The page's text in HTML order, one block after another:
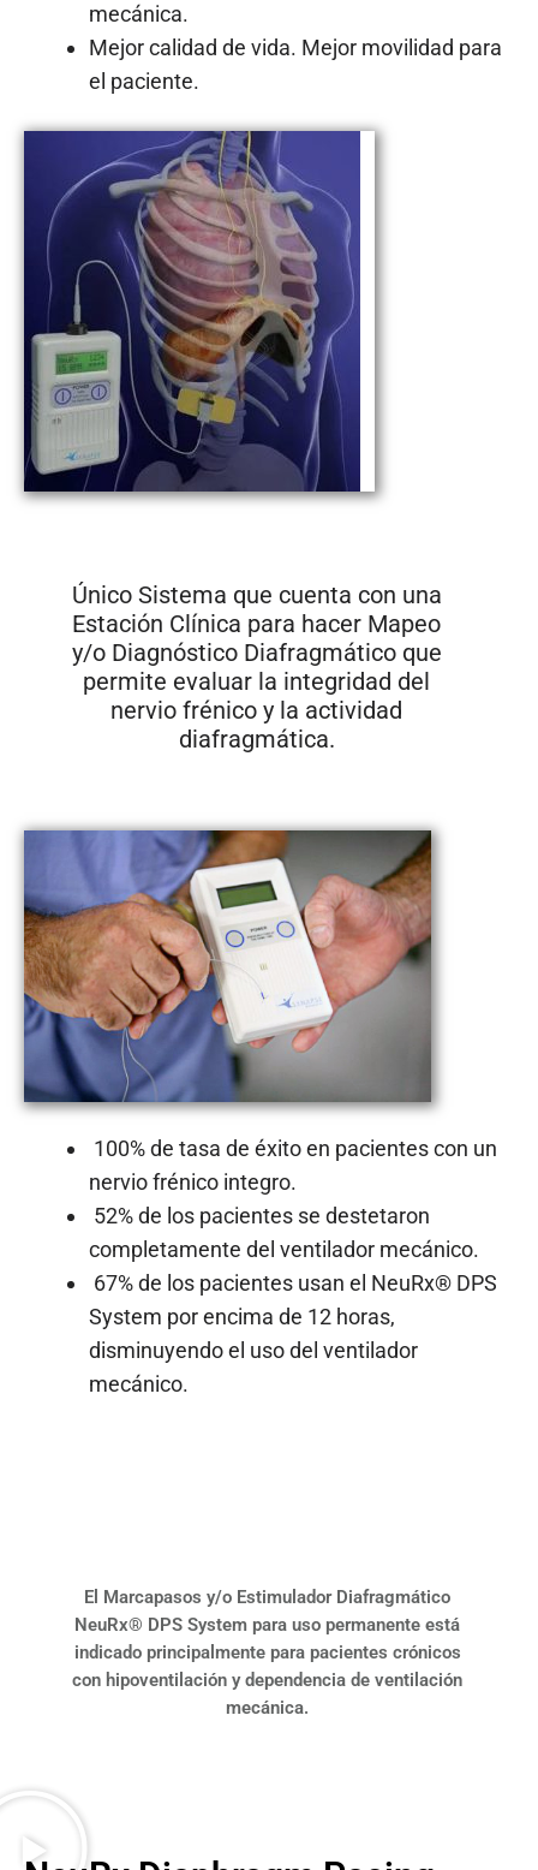
mecánica.
Mejor calidad de vida. Mejor movilidad para
el paciente.
Único Sistema que cuenta con una
Estación Clínica para hacer Mapeo
y/o Diagnóstico Diafragmático que
permite evaluar la integridad del
nervio frénico y la actividad
diafragmática.
100% de tasa de éxito en pacientes con un
nervio frénico integro.
52% de los pacientes se destetaron
completamente del ventilador mecánico.
67% de los pacientes usan el NeuRx® DPS
System por encima de 12 horas,
disminuyendo el uso del ventilador
mecánico.
El Marcapasos y/o Estimulador Diafragmático
NeuRx® DPS System para uso permanente está
indicado principalmente para pacientes crónicos
con hipoventilación y dependencia de ventilación
mecánica.